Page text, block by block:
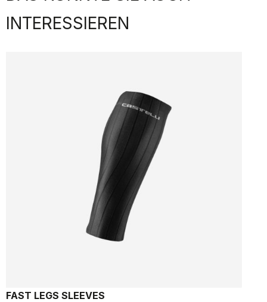
INTERESSIEREN
FAST LEGS SLEEVES